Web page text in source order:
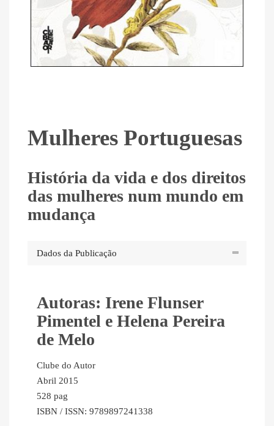
Mulheres Portuguesas
História da vida e dos direitos
das mulheres num mundo em
mudança
Dados da Publicação
Autoras: Irene Flunser
Pimentel e Helena Pereira
de Melo
Clube do Autor
Abril 2015
528 pag
ISBN / ISSN: 9789897241338